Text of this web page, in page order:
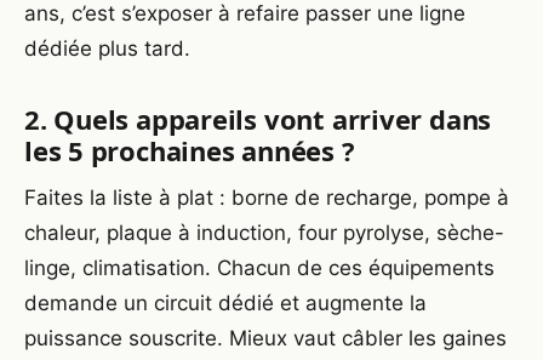
ans, c’est s’exposer à refaire passer une ligne
dédiée plus tard.
2. Quels appareils vont arriver dans
les 5 prochaines années ?
Faites la liste à plat : borne de recharge, pompe à
chaleur, plaque à induction, four pyrolyse, sèche-
linge, climatisation. Chacun de ces équipements
demande un circuit dédié et augmente la
puissance souscrite. Mieux vaut câbler les gaines